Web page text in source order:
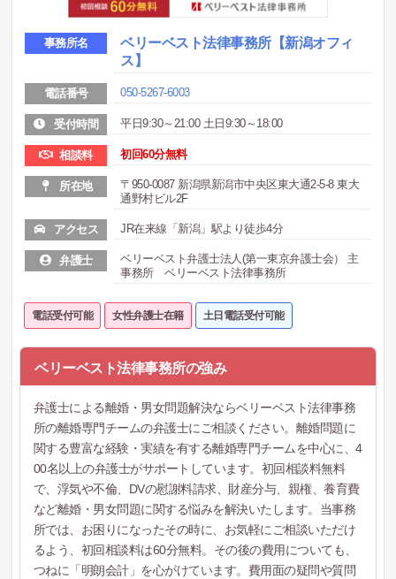
事務所名 ベリーベスト法律事務所【新潟オフィ
ス】
電話番号 050-5267-6003
受付時間 平日9:30～21:00 土日9:30～18:00
相談料 初回60分無料
所在地
〒950-0087 新潟県新潟市中央区東大通2-5-8 東大
通野村ビル2F
アクセス JR在来線「新潟」駅より徒歩4分
弁護士
ベリーベスト弁護士法人(第一東京弁護士会） 主
事務所 ベリーベスト法律事務所
電話受付可能 女性弁護士在籍 土日電話受付可能
ベリーベスト法律事務所の強み
弁護士による離婚・男女問題解決ならベリーベスト法律事務
所の離婚専門チームの弁護士にご相談ください。離婚問題に
関する豊富な経験・実績を有する離婚専門チームを中心に、4
00名以上の弁護士がサポートしています。初回相談料無料
で、浮気や不倫、DVの慰謝料請求、財産分与、親権、養育費
など離婚・男女問題に関する悩みを解決いたします。当事務
所では、お困りになったその時に、お気軽にご相談いただけ
るよう、初回相談料は60分無料。その後の費用についても、
つねに「明朗会計」を心がけています。費用面の疑問や質問